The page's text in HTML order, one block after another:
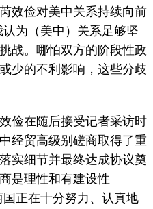
效俭对美中关系持续向前
为（美中）关系足够坚
战。哪怕双方的阶段性政
少的不利影响，这些分歧
在随后接受记者采访时
经贸高级别磋商取得了重
实细节并最终达成协议奠
是理性和有建设性
正在十分努力、认真地